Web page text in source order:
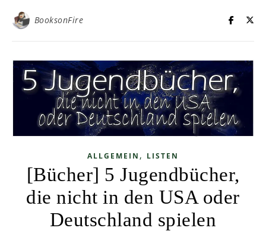
BooksonFire
ALLGEMEIN , LISTEN
[Bücher] 5 Jugendbücher,
die nicht in den USA oder
Deutschland spielen